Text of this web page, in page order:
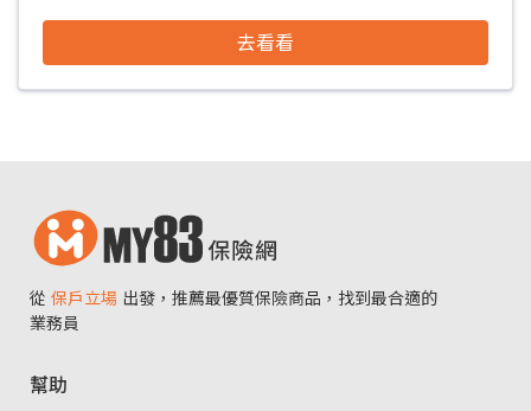
去看看
從 保戶立場 出發，推薦最優質保險商品，找到最合適的
業務員
幫助